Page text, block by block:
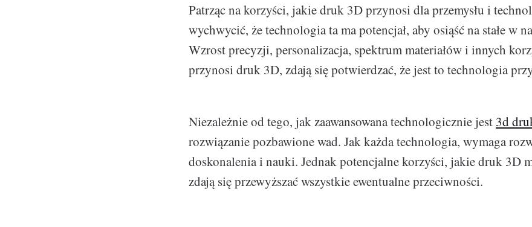
Patrząc na korzyści, jakie druk 3D przynosi dla przemysłu i
wychwycić, że technologia ta ma potencjał, aby osiąść na stałe w
Wzrost precyzji, personalizacja, spektrum materiałów i innych
przynosi druk 3D, zdają się potwierdzać, że jest to technologia
Niezależnie od tego, jak zaawansowana technologicznie jest 3d
rozwiązanie pozbawione wad. Jak każda technologia, wymaga
doskonalenia i nauki. Jednak potencjalne korzyści, jakie druk 3D
zdają się przewyższać wszystkie ewentualne przeciwności.